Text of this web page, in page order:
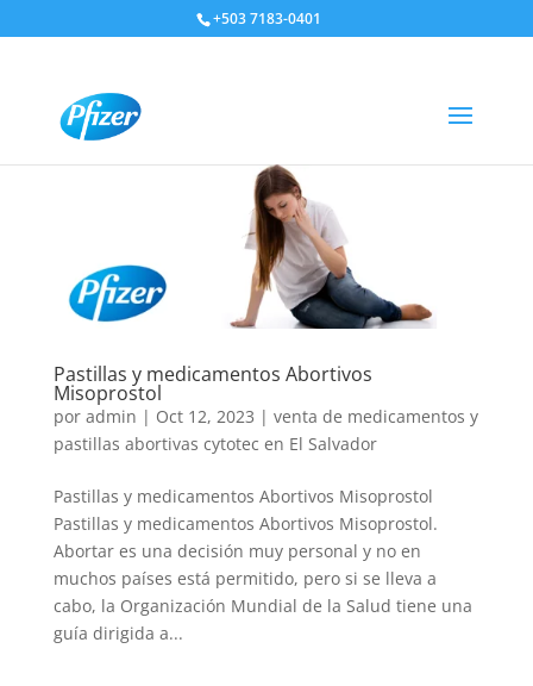
+503 7183-0401
Pastillas y medicamentos Abortivos
Misoprostol
por admin | Oct 12, 2023 | venta de medicamentos y
pastillas abortivas cytotec en El Salvador
Pastillas y medicamentos Abortivos Misoprostol
Pastillas y medicamentos Abortivos Misoprostol.
Abortar es una decisión muy personal y no en
muchos países está permitido, pero si se lleva a
cabo, la Organización Mundial de la Salud tiene una
guía dirigida a...